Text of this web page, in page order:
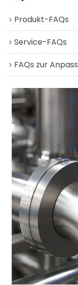
Produkt-FAQs
Service-FAQs
FAQs zur